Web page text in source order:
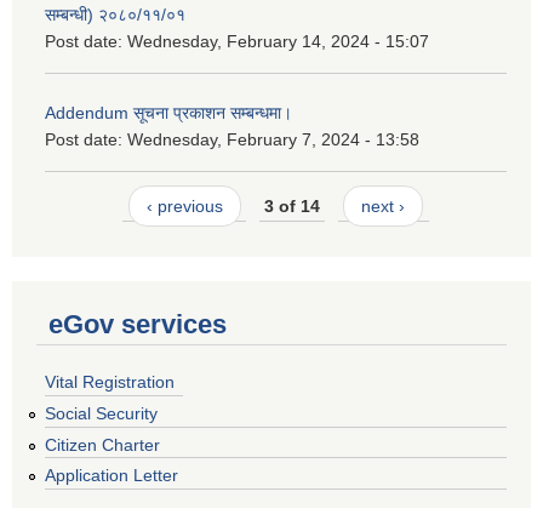
सम्बन्धी) २०८०/११/०१
Post date: Wednesday, February 14, 2024 - 15:07
Addendum सूचना प्रकाशन सम्बन्धमा।
Post date: Wednesday, February 7, 2024 - 13:58
‹ previous 3 of 14 next ›
eGov services
Vital Registration
Social Security
Citizen Charter
Application Letter